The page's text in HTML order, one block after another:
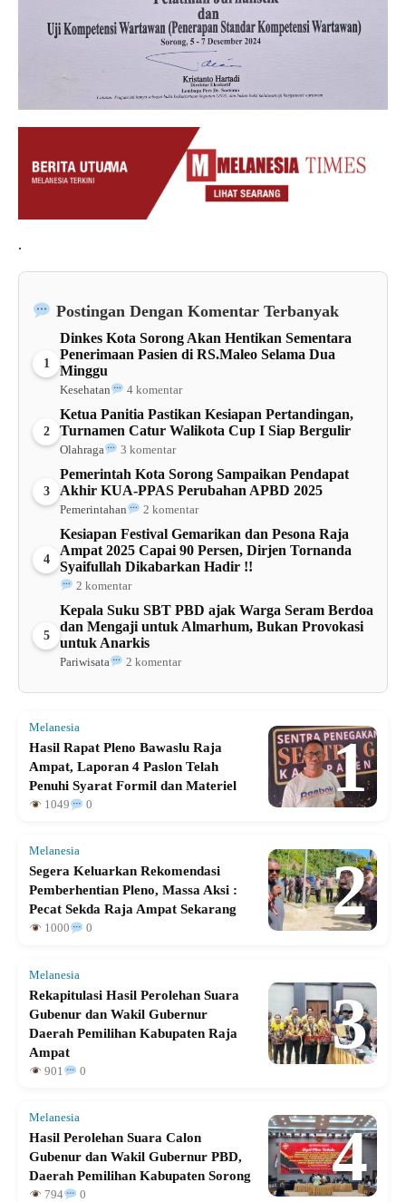
.
Postingan Dengan Komentar Terbanyak
1
Dinkes Kota Sorong Akan Hentikan Sementara
Penerimaan Pasien di RS.Maleo Selama Dua
Minggu
Kesehatan 4 komentar
2
Ketua Panitia Pastikan Kesiapan Pertandingan,
Turnamen Catur Walikota Cup I Siap Bergulir
Olahraga 3 komentar
3
Pemerintah Kota Sorong Sampaikan Pendapat
Akhir KUA-PPAS Perubahan APBD 2025
Pemerintahan 2 komentar
4
Kesiapan Festival Gemarikan dan Pesona Raja
Ampat 2025 Capai 90 Persen, Dirjen Tornanda
Syaifullah Dikabarkan Hadir !!
2 komentar
5
Kepala Suku SBT PBD ajak Warga Seram Berdoa
dan Mengaji untuk Almarhum, Bukan Provokasi
untuk Anarkis
Pariwisata 2 komentar
Melanesia
Hasil Rapat Pleno Bawaslu Raja
Ampat, Laporan 4 Paslon Telah
Penuhi Syarat Formil dan Materiel
1049 0 1
Melanesia
Segera Keluarkan Rekomendasi
Pemberhentian Pleno, Massa Aksi :
Pecat Sekda Raja Ampat Sekarang
1000 0 2
Melanesia
Rekapitulasi Hasil Perolehan Suara
Gubenur dan Wakil Gubernur
Daerah Pemilihan Kabupaten Raja
Ampat
901 0
3
Melanesia
Hasil Perolehan Suara Calon
Gubenur dan Wakil Gubernur PBD,
Daerah Pemilihan Kabupaten Sorong
794 0 4